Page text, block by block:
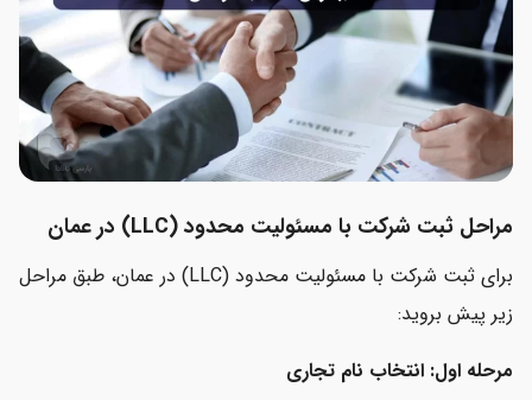
مراحل ثبت شرکت با مسئولیت محدود (LLC) در عمان
برای ثبت شرکت با مسئولیت محدود (LLC) در عمان، طبق مراحل
زیر پیش بروید:
مرحله اول: انتخاب نام تجاری